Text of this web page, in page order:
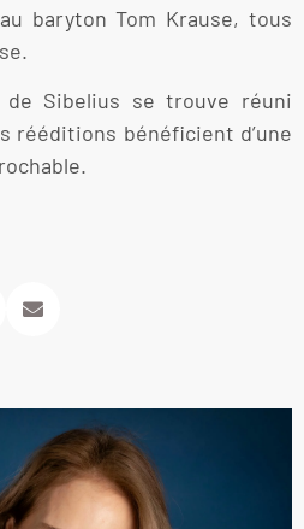
baryton Tom Krause, tous
de Sibelius se trouve réuni
rééditions bénéficient d’une